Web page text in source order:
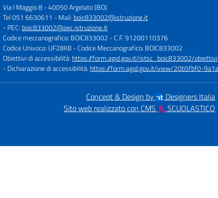
Via I Maggio 8-40050 Argelato (BO)
Tel 051 6630611 - Mail: boic833002@istruzione.it
- PEC: boic833002@pec.istruzione.it
Codice meccanografico: BOIC833002 - C.F. 91200110376
Codice Univoco: UF28K8- Codice Meccanografico: BOIC833002
Obiettivi di accessibilità: https://form.agid.gov.it/istsc_boic833002/obiettivi
- Dichiarazione di accessibilità: https://form.agid.gov.it/view/20b5fbf0-
Concept & Design by
Designers Italia
Sito web realizzato con CMS
SCUOLASTICO